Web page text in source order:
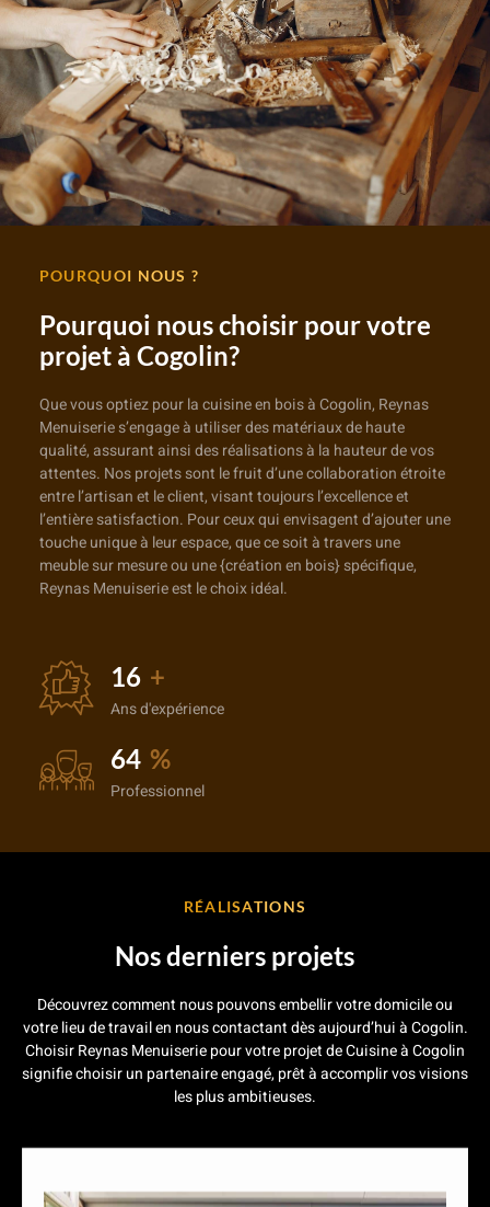
POURQUOI NOUS ?
Pourquoi nous choisir pour votre
projet à Cogolin?
Que vous optiez pour la cuisine en bois à Cogolin, Reynas
Menuiserie s’engage à utiliser des matériaux de haute
qualité, assurant ainsi des réalisations à la hauteur de vos
attentes. Nos projets sont le fruit d’une collaboration étroite
entre l’artisan et le client, visant toujours l’excellence et
l’entière satisfaction. Pour ceux qui envisagent d’ajouter une
touche unique à leur espace, que ce soit à travers une
meuble sur mesure ou une {création en bois} spécifique,
Reynas Menuiserie est le choix idéal.
25 +
Ans d'expérience
100 %
Professionnel
RÉALISATIONS
Nos derniers projets
Découvrez comment nous pouvons embellir votre domicile ou
votre lieu de travail en nous contactant dès aujourd’hui à Cogolin.
Choisir Reynas Menuiserie pour votre projet de Cuisine à Cogolin
signifie choisir un partenaire engagé, prêt à accomplir vos visions
les plus ambitieuses.